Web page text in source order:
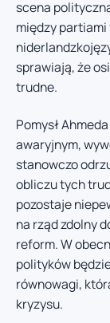
scena
między
sprawiają, że
trudne.
Pomysł
awaryjnym,
stanowczo
obliczu tych
pozostaje
na rząd zdolny
reform. W
polityków
równowagi,
kryzysu.